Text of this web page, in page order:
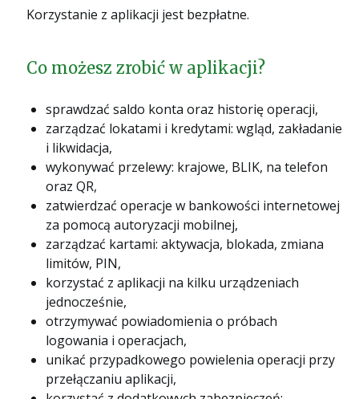
Korzystanie z aplikacji jest bezpłatne.
Co możesz zrobić w aplikacji?
sprawdzać saldo konta oraz historię operacji,
zarządzać lokatami i kredytami: wgląd, zakładanie
i likwidacja,
wykonywać przelewy: krajowe, BLIK, na telefon
oraz QR,
zatwierdzać operacje w bankowości internetowej
za pomocą autoryzacji mobilnej,
zarządzać kartami: aktywacja, blokada, zmiana
limitów, PIN,
korzystać z aplikacji na kilku urządzeniach
jednocześnie,
otrzymywać powiadomienia o próbach
logowania i operacjach,
unikać przypadkowego powielenia operacji przy
przełączaniu aplikacji,